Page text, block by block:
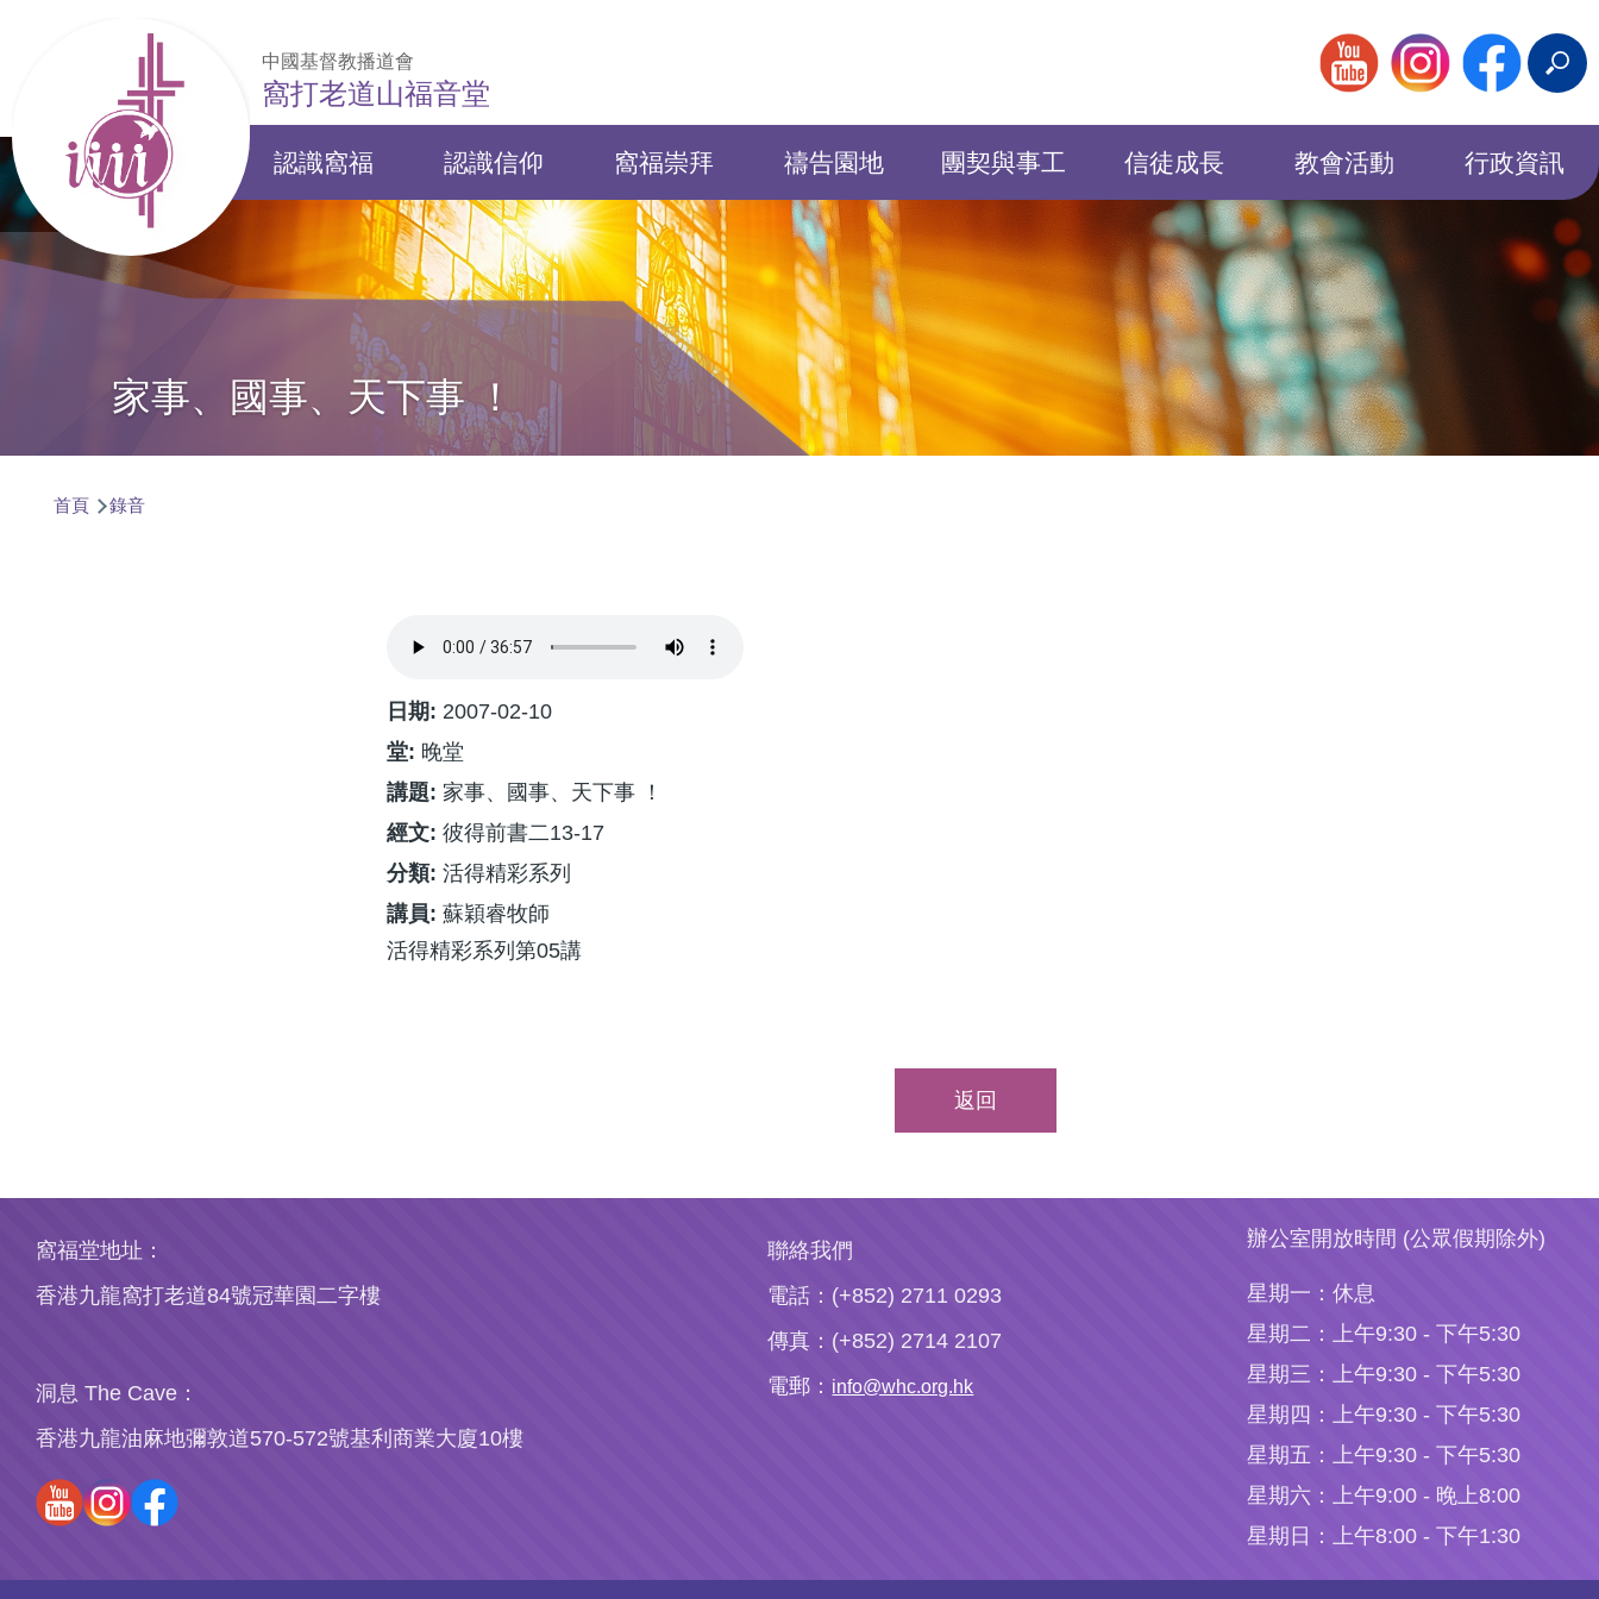
中國基督教播道會
窩打老道山福音堂
搜
尋
Main
navigation
認識窩福 認識信仰 窩福崇拜 禱告園地 團契與事工 信徒成長 教會活動 行政資訊
家事、國事、天下事 ！
導
首頁 錄音
日期: 2007-02-10
堂: 晚堂
講題: 家事、國事、天下事 ！
經文: 彼得前書二13-17
分類: 活得精彩系列
講員: 蘇穎睿牧師
活得精彩系列第05講
返回
窩福堂地址：
香港九龍窩打老道84號冠華園二字樓
洞息 The Cave：
香港九龍油麻地彌敦道570-572號基利商業大廈10樓
聯絡我們
電話：(+852) 2711 0293
傳真：(+852) 2714 2107
電郵： info@whc.org.hk
辦公室開放時間 (公眾假期除外)
星期一： 休息
星期二： 上午9:30 - 下午5:30
星期三： 上午9:30 - 下午5:30
星期四： 上午9:30 - 下午5:30
星期五： 上午9:30 - 下午5:30
星期六： 上午9:00 - 晚上8:00
星期日： 上午8:00 - 下午1:30